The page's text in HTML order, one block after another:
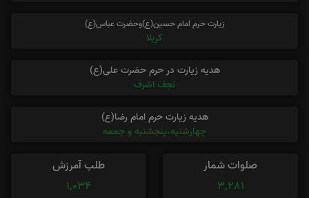
زیارت حرم امام حسین(ع)وحضرت عباس(ع)
کربلا
هدیه زیارت در حرم حضرت علی(ع)
نجف اشرف
هدیه زیارت حرم امام رضا(ع)
چهارشنبه،پنجشنبه و جمعه
صلوات شمار
3,281
طلب آمرزش
1,034